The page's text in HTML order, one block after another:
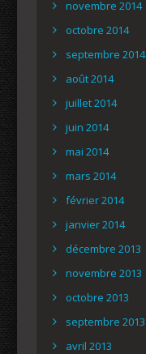
novembre 2014
octobre 2014
septembre 2014
août 2014
juillet 2014
juin 2014
mai 2014
mars 2014
février 2014
janvier 2014
décembre 2013
novembre 2013
octobre 2013
septembre 2013
avril 2013